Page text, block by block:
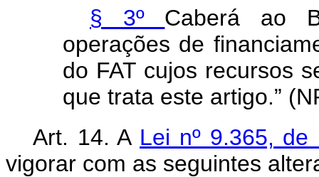
§ 3º Caberá ao
operações de
do FAT cujos recursos
que trata este artigo.”
Art. 14. A Lei nº 9.365,
vigorar com as seguintes